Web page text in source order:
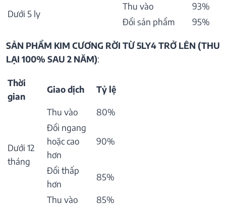
Dưới 5 ly
Thu vào
93%
Đổi sản phẩm
95%
SẢN PHẨM KIM CƯƠNG RỜI TỪ 5LY4 TRỞ LÊN (THU
LẠI 100% SAU 2 NĂM):
Thời
gian
Giao dịch Tỷ lệ
Dưới 12
tháng
Thu vào
80%
Đổi ngang
hoặc cao
hơn
90%
Đổi thấp
hơn
85%
Thu vào
85%